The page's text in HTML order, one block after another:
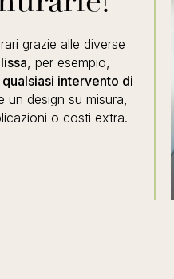
grazie alle diverse
, per esempio,
intervento di
un design su misura,
o costi extra.